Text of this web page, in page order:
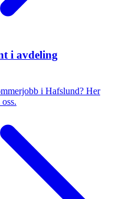
i avdeling
i Hafslund? Her